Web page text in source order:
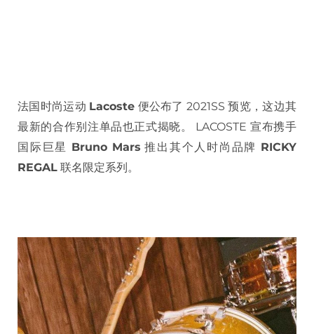
法国时尚运动 Lacoste 便公布了 2021SS 预览，这边其
最新的合作别注单品也正式揭晓。 LACOSTE 宣布携手
国际巨星 Bruno Mars 推出其个人时尚品牌 RICKY
REGAL 联名限定系列。